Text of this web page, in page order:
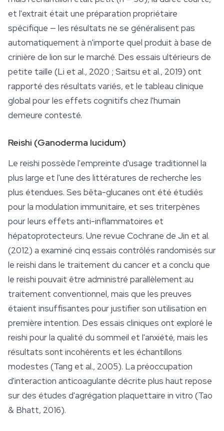
et l'extrait était une préparation propriétaire
spécifique — les résultats ne se généralisent pas
automatiquement à n'importe quel produit à base de
crinière de lion sur le marché. Des essais ultérieurs de
petite taille (Li et al., 2020 ; Saitsu et al., 2019) ont
rapporté des résultats variés, et le tableau clinique
global pour les effets cognitifs chez l'humain
demeure contesté.
Reishi (Ganoderma lucidum)
Le reishi possède l'empreinte d'usage traditionnel la
plus large et l'une des littératures de recherche les
plus étendues. Ses bêta-glucanes ont été étudiés
pour la modulation immunitaire, et ses triterpènes
pour leurs effets anti-inflammatoires et
hépatoprotecteurs. Une revue Cochrane de Jin et al.
(2012) a examiné cinq essais contrôlés randomisés sur
le reishi dans le traitement du cancer et a conclu que
le reishi pouvait être administré parallèlement au
traitement conventionnel, mais que les preuves
étaient insuffisantes pour justifier son utilisation en
première intention. Des essais cliniques ont exploré le
reishi pour la qualité du sommeil et l'anxiété, mais les
résultats sont incohérents et les échantillons
modestes (Tang et al., 2005). La préoccupation
d'interaction anticoagulante décrite plus haut repose
sur des études d'agrégation plaquettaire in vitro (Tao
& Bhatt, 2016).